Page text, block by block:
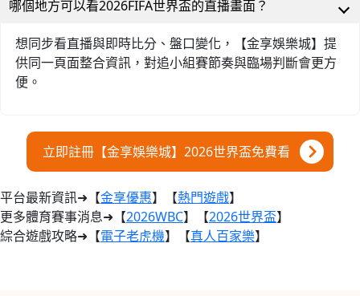
哪個地方可以看2026FIFA世界盃的直播畫面？
想同步看直播與即時比分、盤口變化，【金享娛樂城】提
供同一頁面整合資訊，對追小組賽節奏與臨場判斷會更方
便。
立即註冊【金享娛樂城】2026世界盃免費看
平台最新資訊➜【金享優惠】【熱門遊戲】
更多體育賽事消息➜【2026WBC】【2026世界盃】
綜合遊戲攻略➜【電子老虎機】【真人百家樂】